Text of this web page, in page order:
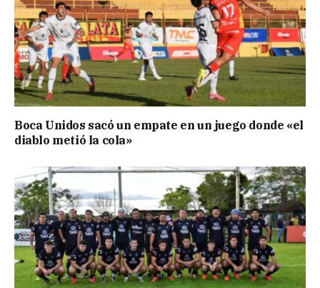
Boca Unidos sacó un empate en un juego donde «el
diablo metió la cola»